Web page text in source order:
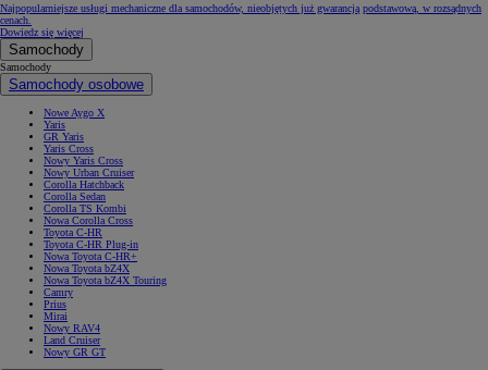
Najpopularniejsze usługi mechaniczne dla samochodów, nieobjętych już gwarancją podstawową, w rozsądnych
cenach.
Dowiedz się więcej
Samochody
Samochody
Samochody osobowe
Nowe Aygo X
Yaris
GR Yaris
Yaris Cross
Nowy Yaris Cross
Nowy Urban Cruiser
Corolla Hatchback
Corolla Sedan
Corolla TS Kombi
Nowa Corolla Cross
Toyota C-HR
Toyota C-HR Plug-in
Nowa Toyota C-HR+
Nowa Toyota bZ4X
Nowa Toyota bZ4X Touring
Camry
Prius
Mirai
Nowy RAV4
Land Cruiser
Nowy GR GT